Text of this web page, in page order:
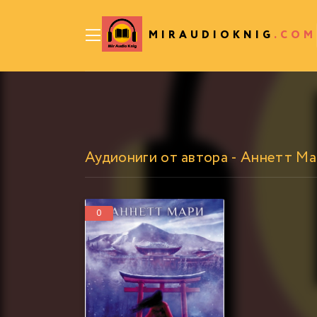
MIRAUDIOKNIG .COM
Аудиониги от автора - Аннетт
0